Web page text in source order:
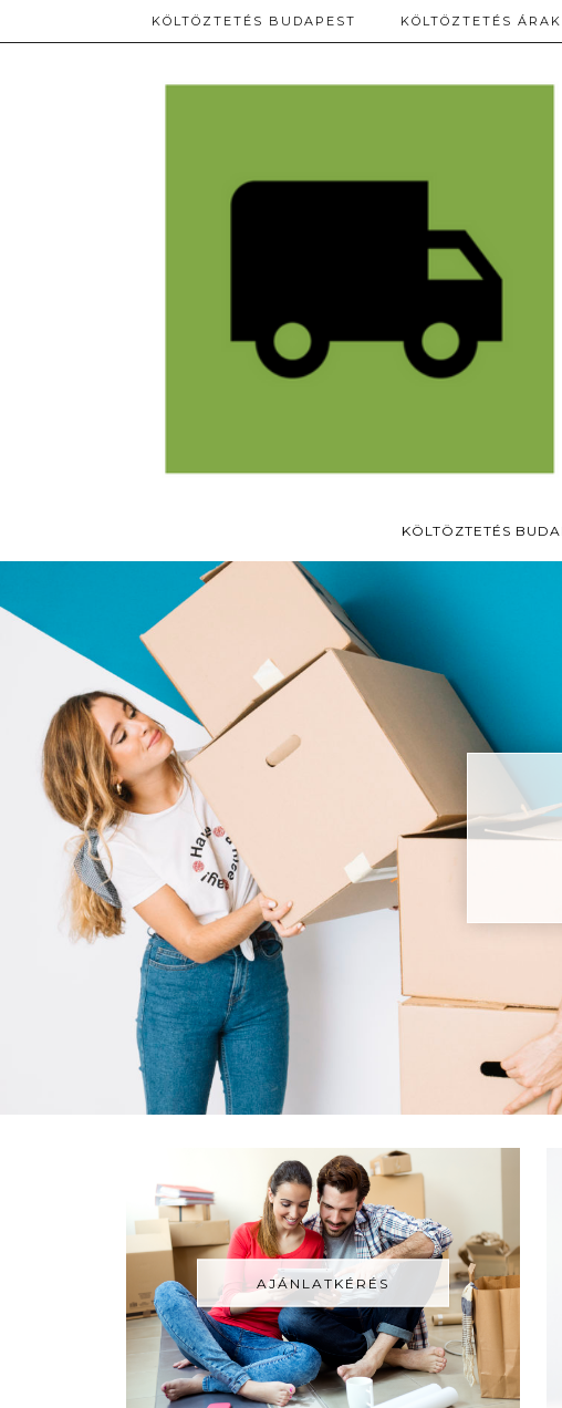
KÖLTÖZTETÉS
KÖLTÖZTETÉS BUDAPEST KÖLTÖZTETÉS ÁRAK
AJÁNLATKÉRÉS